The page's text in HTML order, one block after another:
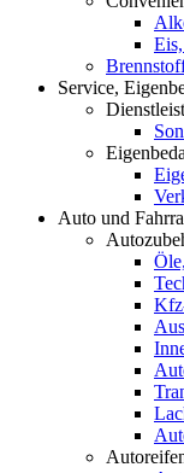
Service,
Auto und